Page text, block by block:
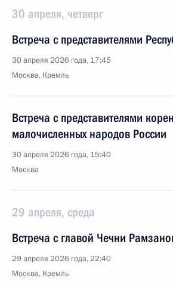
30 апреля, четверг
Встреча с представителями
30 апреля 2026 года, 17:45
Москва, Кремль
Встреча с представителями
малочисленных народов России
30 апреля 2026 года, 15:40
Москва
29 апреля, среда
Встреча с главой Чечни
29 апреля 2026 года, 22:40
Москва, Кремль